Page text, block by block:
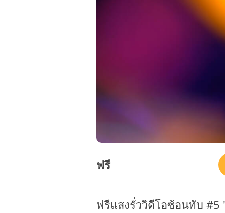
ฟรี
ฟรีแสงรั่ววิดีโอซ้อนทับ #5